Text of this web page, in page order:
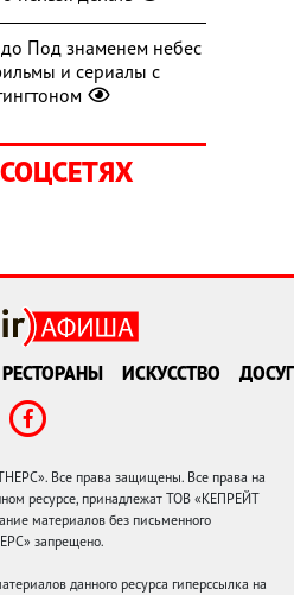
до Под знаменем небес
и сериалы с
РЕСТОРАНЫ ИСКУССТВО ДОСУГ
Все права защищены. Все права на
ресурсе, принадлежат ТОВ «КЕПРЕЙТ
материалов без письменного
запрещено.
данного ресурса гиперссылка на